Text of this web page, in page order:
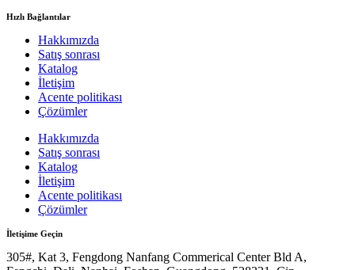
Hızlı Bağlantılar
Hakkımızda
Satış sonrası
Katalog
İletişim
Acente politikası
Çözümler
Hakkımızda
Satış sonrası
Katalog
İletişim
Acente politikası
Çözümler
İletişime Geçin
305#, Kat 3, Fengdong Nanfang Commerical Center Bld A,